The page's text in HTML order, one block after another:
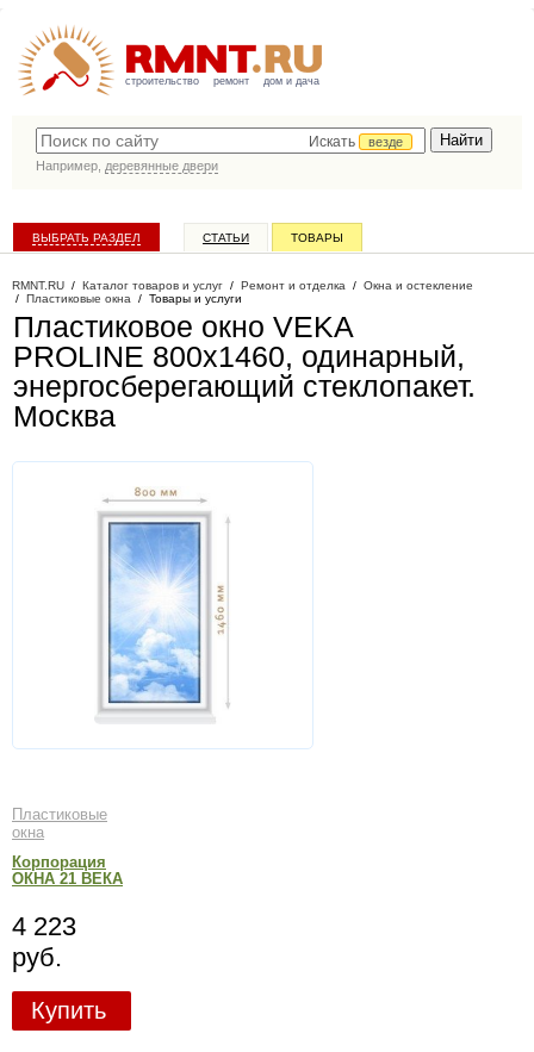
строительство ремонт дом и дача
Искать
везде
Например, деревянные двери
ВЫБРАТЬ РАЗДЕЛ СТАТЬИ ТОВАРЫ
RMNT.RU / Каталог товаров и услуг / Ремонт и отделка / Окна и остекление
/ Пластиковые окна / Товары и услуги
Пластиковое окно VEKA
PROLINE 800х1460, одинарный,
энергосберегающий стеклопакет.
Москва
Пластиковые
окна
Корпорация
ОКНА 21 ВЕКА
4 223
руб.
Купить